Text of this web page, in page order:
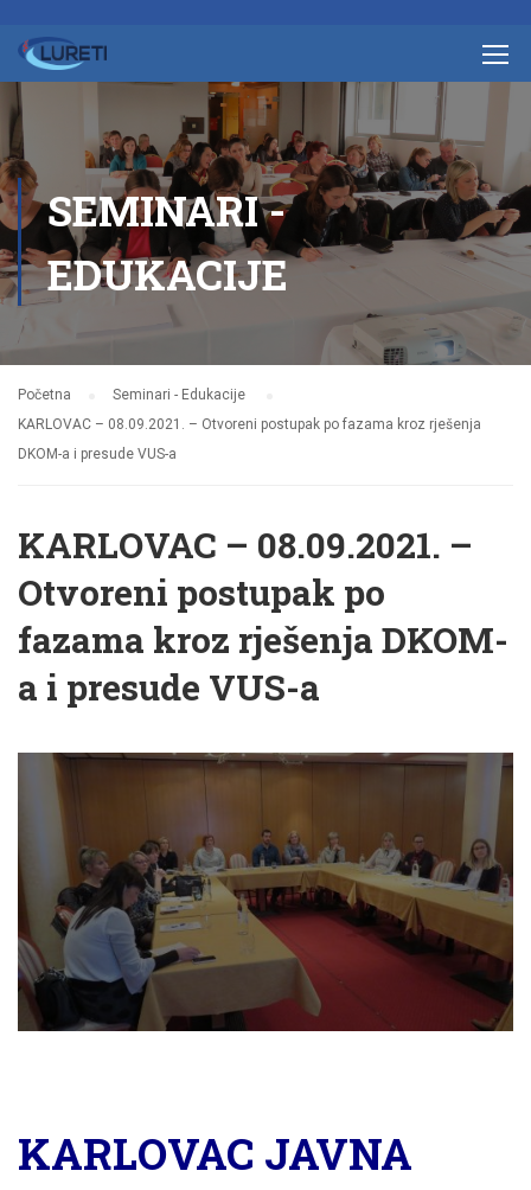
SEMINARI -
EDUKACIJE
Početna
Seminari - Edukacije
KARLOVAC – 08.09.2021. – Otvoreni postupak po fazama kroz rješenja
DKOM-a i presude VUS-a
KARLOVAC – 08.09.2021. –
Otvoreni postupak po
fazama kroz rješenja DKOM-
a i presude VUS-a
KARLOVAC JAVNA